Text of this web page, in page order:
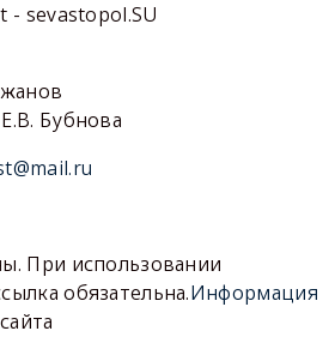
- sevastopol.SU
Бубнова
При использовании
обязательна.Информация
сайта